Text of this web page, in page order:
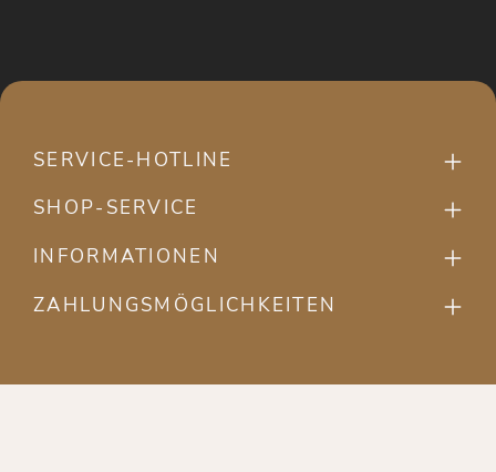
SERVICE-HOTLINE
SHOP-SERVICE
INFORMATIONEN
ZAHLUNGSMÖGLICHKEITEN